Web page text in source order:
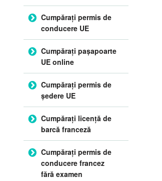
Cumpărați permis de
conducere UE
Cumpărați pașapoarte
UE online
Cumpărați permis de
ședere UE
Cumpărați licență de
barcă franceză
Cumpărați permis de
conducere francez
fără examen